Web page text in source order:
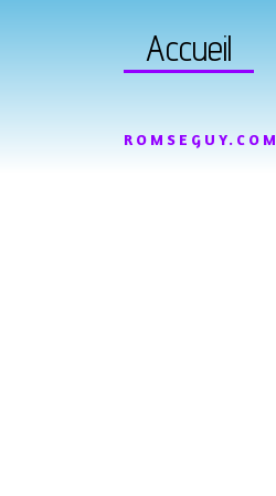
Accueil
ROMSEGUY.COM